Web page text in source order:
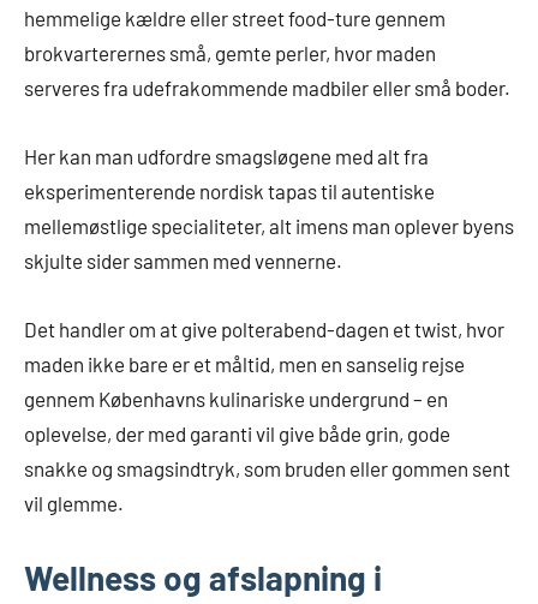
hemmelige kældre eller street food-ture gennem
brokvarterernes små, gemte perler, hvor maden
serveres fra udefrakommende madbiler eller små boder.
Her kan man udfordre smagsløgene med alt fra
eksperimenterende nordisk tapas til autentiske
mellemøstlige specialiteter, alt imens man oplever byens
skjulte sider sammen med vennerne.
Det handler om at give polterabend-dagen et twist, hvor
maden ikke bare er et måltid, men en sanselig rejse
gennem Københavns kulinariske undergrund – en
oplevelse, der med garanti vil give både grin, gode
snakke og smagsindtryk, som bruden eller gommen sent
vil glemme.
Wellness og afslapning i